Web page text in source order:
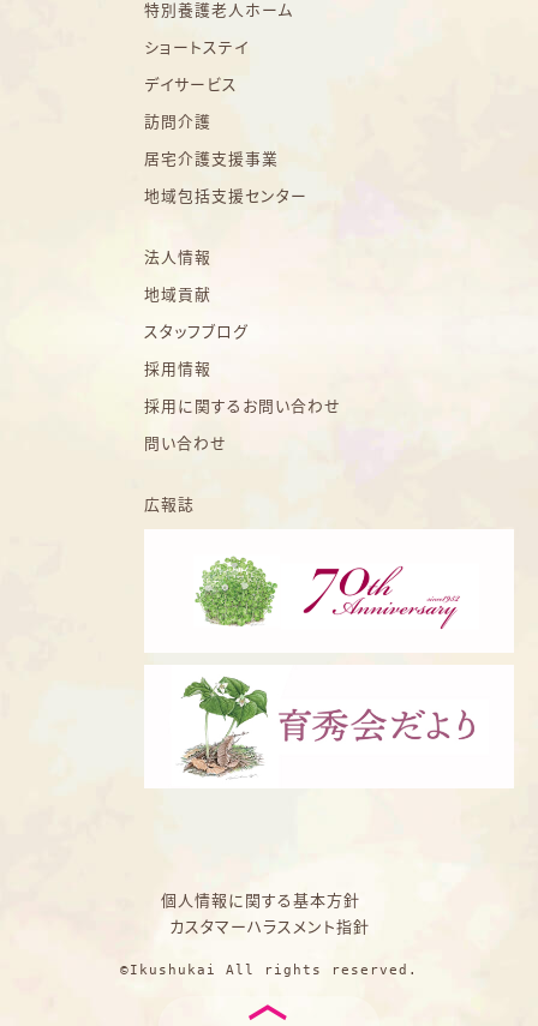
特別養護老人ホーム
ショートステイ
デイサービス
訪問介護
居宅介護支援事業
地域包括支援センター
法人情報
地域貢献
スタッフブログ
採用情報
採用に関するお問い合わせ
問い合わせ
広報誌
個人情報に関する基本方針
カスタマーハラスメント指針
©Ikushukai All rights reserved.